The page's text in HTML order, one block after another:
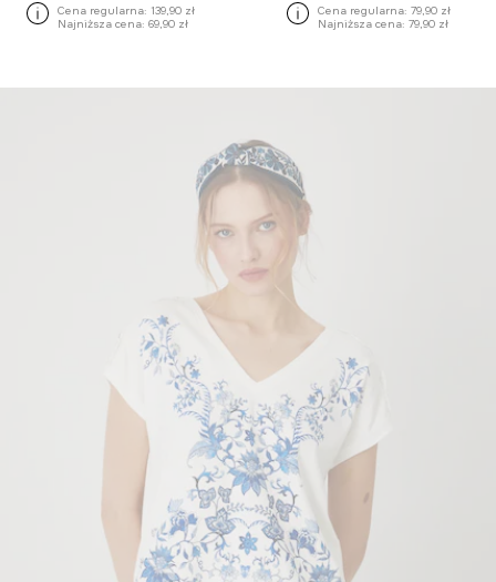
Cena regularna: 139,90 zł
Najniższa cena: 69,90 zł
Cena regularna: 79,90 zł
Najniższa cena: 79,90 zł